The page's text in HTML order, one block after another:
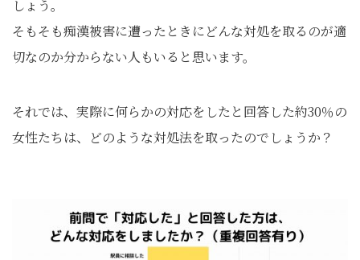
しょう。
そもそも痴漢被害に遭ったときにどんな対処を取るのが適
切なのか分からない人もいると思います。
それでは、実際に何らかの対応をしたと回答した約30％の
女性たちは、どのような対処法を取ったのでしょうか？